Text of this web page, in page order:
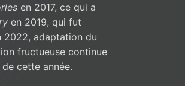
en 2017, ce qui a
en 2019, qui fut
2022, adaptation du
fructueuse continue
cette année.